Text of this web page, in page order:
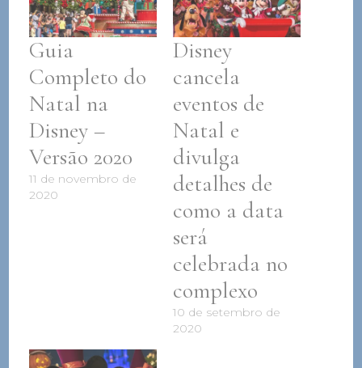
Guia
Completo do
Natal na
Disney –
Versão 2020
11 de novembro de
2020
Disney
cancela
eventos de
Natal e
divulga
detalhes de
como a data
será
celebrada no
complexo
10 de setembro de
2020